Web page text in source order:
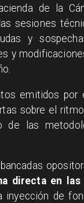
de la
sesiones
y
y
emitidos por
sobre el
de las
directa en las
inyección de